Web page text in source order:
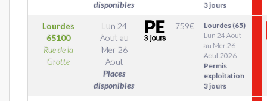
disponibles
3 jours
Lourdes
65100
Rue de la
Grotte
Lun 24
Aout au
Mer 26
Aout
Places
disponibles
759€
Lourdes (65)
Lun 24 Aout
au Mer 26
Aout 2026
Permis
exploitation
3 jours